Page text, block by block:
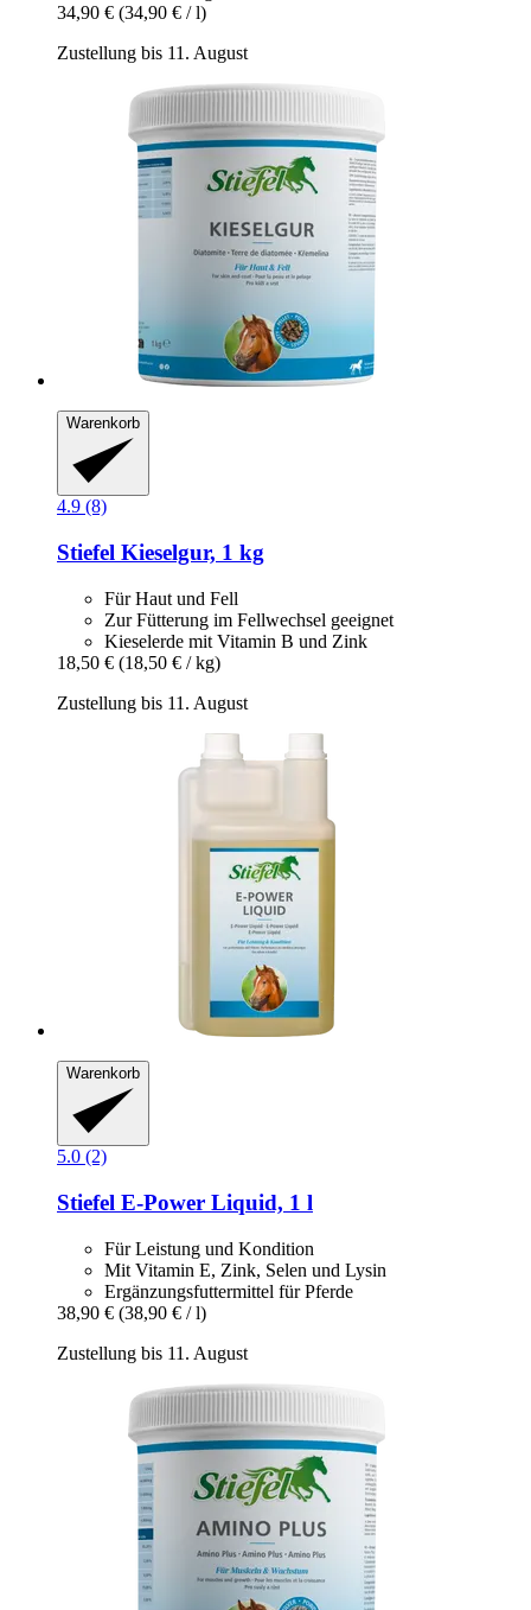
34,90 € (34,90 € / l)
Zustellung bis 11. August
Warenkorb
4.9 (8)
Stiefel Kieselgur, 1 kg
Für Haut und Fell
Zur Fütterung im Fellwechsel geeignet
Kieselerde mit Vitamin B und Zink
18,50 € (18,50 € / kg)
Zustellung bis 11. August
Warenkorb
5.0 (2)
Stiefel E-​Power Liquid, 1 l
Für Leistung und Kondition
Mit Vitamin E, Zink, Selen und Lysin
Ergänzungsfuttermittel für Pferde
38,90 € (38,90 € / l)
Zustellung bis 11. August